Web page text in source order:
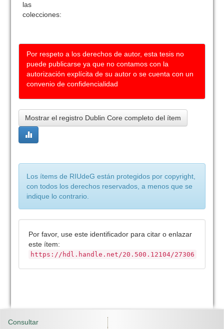
las
colecciones:
Por respeto a los derechos de autor, esta tesis no
puede publicarse ya que no contamos con la
autorización explícita de su autor o se cuenta con un
convenio de confidencialidad
Mostrar el registro Dublin Core completo del ítem
Los ítems de RIUdeG están protegidos por copyright,
con todos los derechos reservados, a menos que se
indique lo contrario.
Por favor, use este identificador para citar o enlazar
este ítem:
https://hdl.handle.net/20.500.12104/27306
Consultar